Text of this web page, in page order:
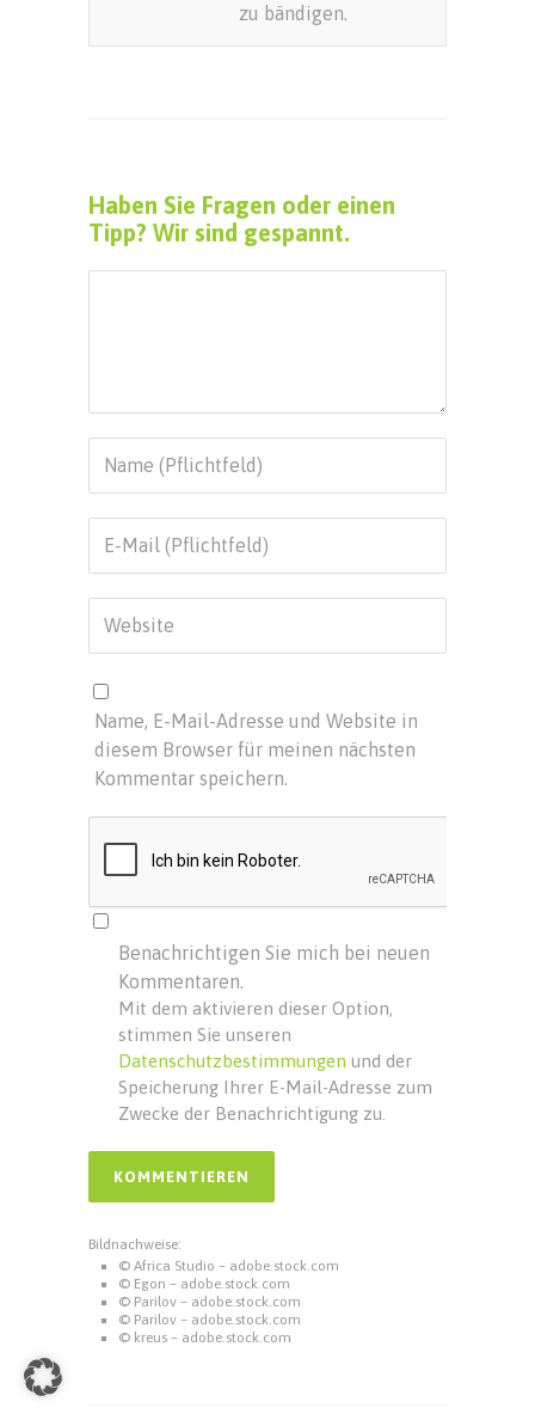
zu bändigen.
Haben Sie Fragen oder einen
Tipp? Wir sind gespannt.
Name, E-Mail-Adresse und Website in
diesem Browser für meinen nächsten
Kommentar speichern.
Benachrichtigen Sie mich bei neuen
Kommentaren.
Mit dem aktivieren dieser Option,
stimmen Sie unseren
Datenschutzbestimmungen und der
Speicherung Ihrer E-Mail-Adresse zum
Zwecke der Benachrichtigung zu.
Bildnachweise:
© Africa Studio – adobe.stock.com
© Egon – adobe.stock.com
© Parilov – adobe.stock.com
© Parilov – adobe.stock.com
© kreus – adobe.stock.com